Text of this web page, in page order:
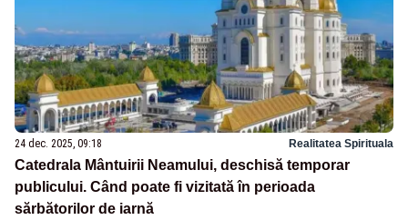
24 dec. 2025, 09:18 Realitatea Spirituala
Catedrala Mântuirii Neamului, deschisă temporar
publicului. Când poate fi vizitată în perioada
sărbătorilor de iarnă